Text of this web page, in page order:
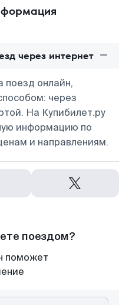
через интернет
поезд онлайн,
через
На Купибилет.ру
информацию по
и направлениям.
поездом?
поможет